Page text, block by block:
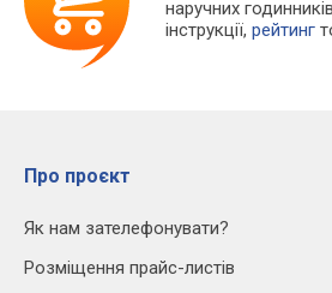
наручних
інструкції,рейтинг
Про проєкт
Як нам зателефонувати?
Розміщення прайс-листів